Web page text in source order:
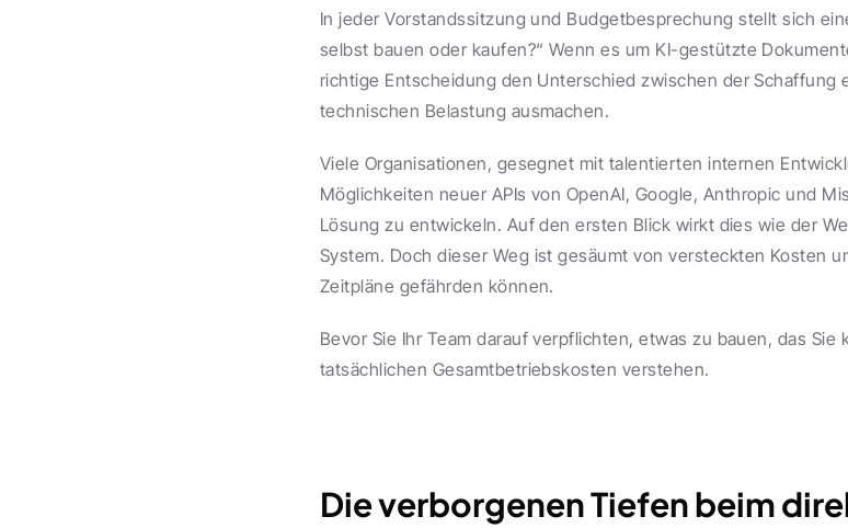
In jeder Vorstandssitzung und Budgetbesprechung stellt sich
selbst bauen oder kaufen?“ Wenn es um KI-gestützte
richtige Entscheidung den Unterschied zwischen der
technischen Belastung ausmachen.
Viele Organisationen, gesegnet mit talentierten internen
Möglichkeiten neuer APIs von OpenAI, Google, Anthropic und
Lösung zu entwickeln. Auf den ersten Blick wirkt dies wie der
System. Doch dieser Weg ist gesäumt von versteckten Kosten
Zeitpläne gefährden können.
Bevor Sie Ihr Team darauf verpflichten, etwas zu bauen, das
tatsächlichen Gesamtbetriebskosten verstehen.
Die verborgenen Tiefen beim